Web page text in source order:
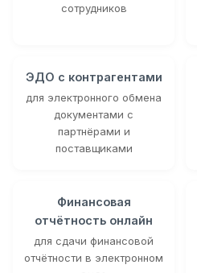
сотрудников
ЭДО с контрагентами
для электронного обмена
документами с
партнёрами и
поставщиками
Финансовая
отчётность онлайн
для сдачи финансовой
отчётности в электронном